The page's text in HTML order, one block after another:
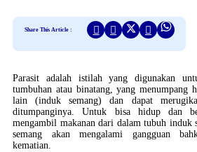
Share This Article :
Parasit adalah istilah yang digunakan
tumbuhan atau binatang, yang menumpang
lain (induk semang) dan dapat
ditumpanginya. Untuk bisa hidup dan
mengambil makanan dari dalam tubuh induk
semang akan mengalami gangguan
kematian.